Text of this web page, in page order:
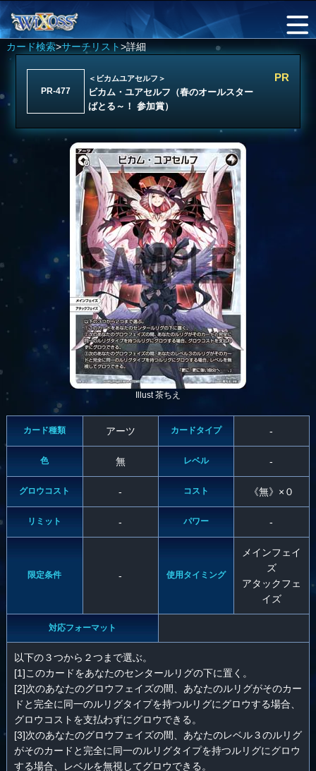
カード検索>サーチリスト>詳細
PR-477
＜ビカムユアセルフ＞
ビカム・ユアセルフ（春のオールスター
ばとる～！ 参加賞）
PR
Illust 茶ちえ
カード種類 アーツ カードタイプ -
色 無 レベル -
グロウコスト - コスト 《無》×０
リミット - パワー -
限定条件 - 使用タイミング
メインフェイ
ズ
アタックフェ
イズ
対応フォーマット
以下の３つから２つまで選ぶ。
[1]このカードをあなたのセンタールリグの下に置く。
[2]次のあなたのグロウフェイズの間、あなたのルリグがそのカー
ドと完全に同一のルリグタイプを持つルリグにグロウする場合、
グロウコストを支払わずにグロウできる。
[3]次のあなたのグロウフェイズの間、あなたのレベル３のルリグ
がそのカードと完全に同一のルリグタイプを持つルリグにグロウ
する場合、レベルを無視してグロウできる。